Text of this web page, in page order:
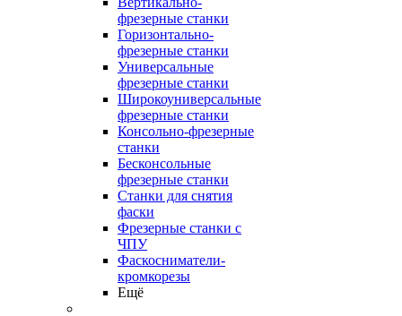
фрезерные станки
Горизонтально-
фрезерные станки
Универсальные
фрезерные станки
Широкоуниверсальные
фрезерные станки
Консольно-фрезерные
станки
Бесконсольные
фрезерные станки
Станки для снятия
фаски
Фрезерные станки с
ЧПУ
Фаскосниматели-
кромкорезы
Ещё